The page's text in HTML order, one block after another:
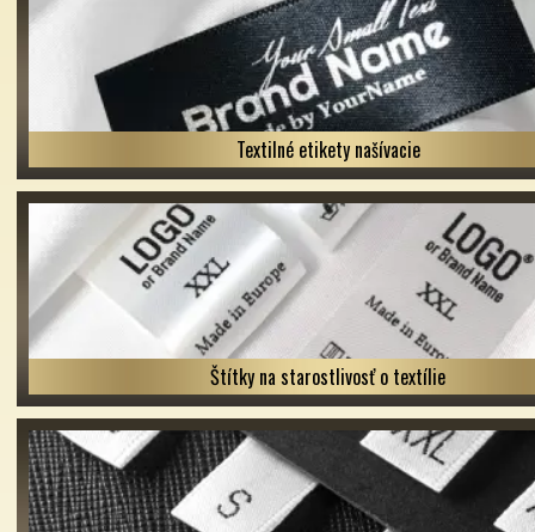
Textilné etikety našívacie
Štítky na starostlivosť o textílie